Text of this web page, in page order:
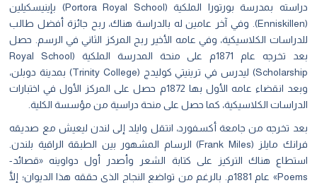
دراسته بمدرسة بورتورا الملكية (Portora Royal School) بإينيسكيلين
(Enniskillen). وفي آخر عامين له بالدراسة هناك، ربح جائزة أفضل طالب
للدراسات الكلاسيكية، وفي عامه الأخير ربح المركز الثاني في الرسم. حصل
بعد تخرجه عام 1871م على منحة المدرسة الملكية (Royal School
Scholarship) ليدرس في ترينيتي كوليدج (Trinity College) بمدينة دوبلن،
وبعد انقضاء عامه الأول بها 1872م حصل على المركز الأول في اختبارات
الدراسات الكلاسيكية، كما حصل على منحة دراسية من مؤسسة الكلية.
بعد تخرجه من جامعة أكسفورد، انتقل وايلد إلى لندن ليعيش مع صديقه
فرانك مايلز (Frank Miles) الرسام المشهور بين الطبقة الراقية بلندن.
استطاع هناك التركيز على كتابة الشعر وأصدر أول دواوينه «قصائد-
Poems» عام 1881م. بالرغم من تواضع النجاح الذي حققه هذا الديوان؛ إلَّا